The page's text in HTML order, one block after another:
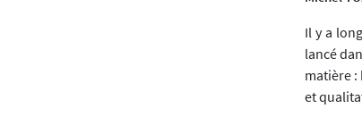
Il y a
lancé
matière
et